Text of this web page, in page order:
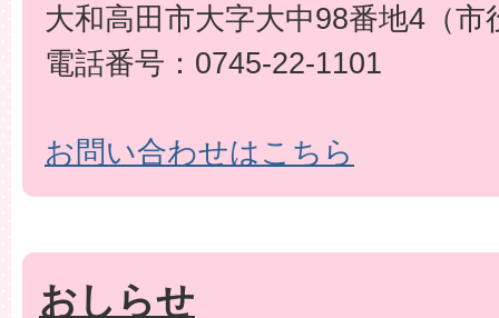
大和高田市大字大中98番地4（市
電話番号：0745-22-1101
お問い合わせはこちら
おしらせ